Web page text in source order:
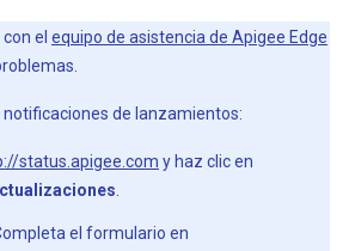
el equipo de asistencia de Apigee Edge
de lanzamientos:
status.apigee.com y haz clic en
el formulario en